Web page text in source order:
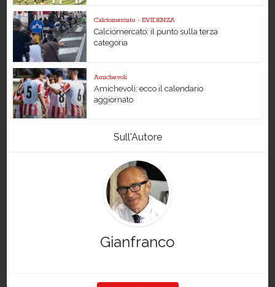
Calciomercato • EVIDENZA
Calciomercato: il punto sulla terza
categoria
Amichevoli
Amichevoli: ecco il calendario
aggiornato
Sull'Autore
Gianfranco